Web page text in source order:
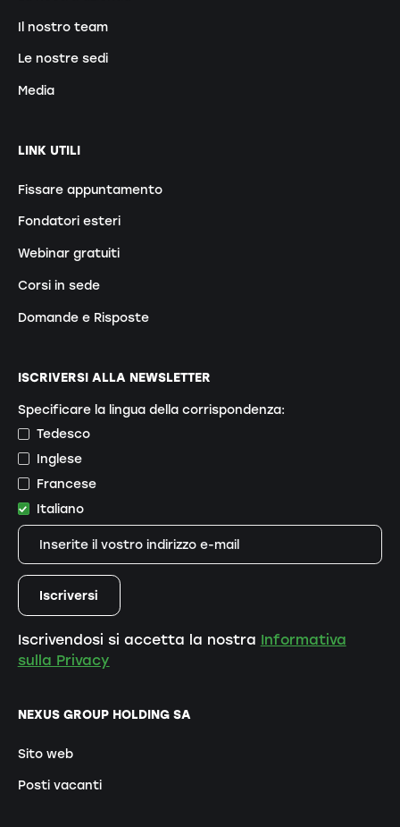
Il nostro team
Le nostre sedi
Media
LINK UTILI
Fissare appuntamento
Fondatori esteri
Webinar gratuiti
Corsi in sede
Domande e Risposte
NEXUS GROUP HOLDING SA
Sito web
Posti vacanti
ISCRIVERSI ALLA NEWSLETTER
Specificare la lingua della corrispondenza:
Tedesco
Inglese
Francese
Italiano
Iscrivendosi si accetta la nostra Informativa
sulla Privacy